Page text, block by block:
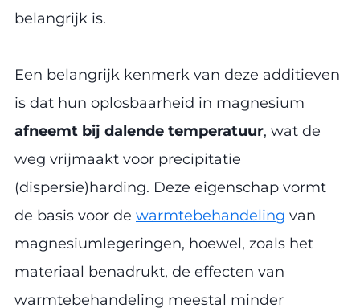
belangrijk is.
Een belangrijk kenmerk van deze additieven
is dat hun oplosbaarheid in magnesium
afneemt bij dalende temperatuur, wat de
weg vrijmaakt voor precipitatie
(dispersie)harding. Deze eigenschap vormt
de basis voor de warmtebehandeling van
magnesiumlegeringen, hoewel, zoals het
materiaal benadrukt, de effecten van
warmtebehandeling meestal minder